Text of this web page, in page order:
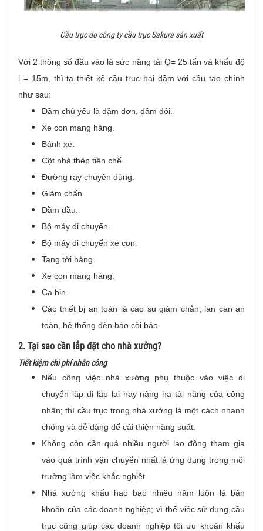
Cầu trục do công ty cầu trục Sakura sản xuất
Với 2 thông số đầu vào là sức nâng tải Q= 25 tấn và khẩu độ
l = 15m, thì ta thiết kế cầu trục hai dầm với cấu tạo chính
như sau:
Dầm chủ yếu là dầm đơn, dầm đôi.
Xe con mang hàng.
Bánh xe.
Cột nhà thép tiền chế.
Đường ray chuyên dùng.
Giảm chấn.
Dầm đầu.
Bộ máy di chuyển.
Bộ máy di chuyển xe con.
Tang tời hàng.
Xe con mang hàng.
Ca bin.
Các thiết bị an toàn là cao su giảm chắn, lan can an
toàn, hệ thống đèn báo còi báo.
2. Tại sao cần lắp đặt cho nhà xưởng?
Tiết kiệm chi phí nhân công
Nếu công việc nhà xưởng phụ thuộc vào việc di
chuyển lặp đi lặp lại hay nâng hạ tải nặng của công
nhân; thì cầu trục trong nhà xưởng là một cách nhanh
chóng và dễ dàng để cải thiện năng suất.
Không còn cần quá nhiều người lao động tham gia
vào quá trình vận chuyển nhất là ứng dụng trong môi
trường làm việc khắc nghiệt.
Nhà xưởng khấu hao bao nhiêu năm luôn là băn
khoăn của các doanh nghiệp; vì thế việc sử dụng cầu
trục cũng giúp các doanh nghiệp tối ưu khoản khấu